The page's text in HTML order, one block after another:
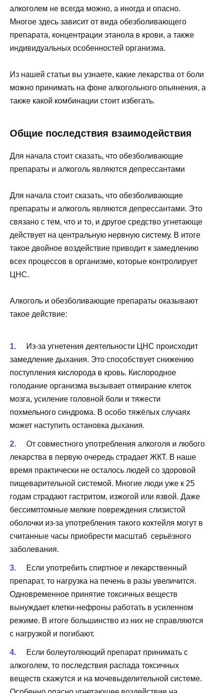
алкоголем не всегда можно, а иногда и опасно.
Многое здесь зависит от вида обезболивающего
препарата, концентрации этанола в крови, а также
индивидуальных особенностей организма.
Из нашей статьи вы узнаете, какие лекарства от боли
можно принимать на фоне алкогольного опьянения, а
также какой комбинации стоит избегать.
Общие последствия взаимодействия
Для начала стоит сказать, что обезболивающие
препараты и алкоголь являются депрессантами
Для начала стоит сказать, что обезболивающие
препараты и алкоголь являются депрессантами. Это
связано с тем, что и то, и другое средство угнетающе
действует на центральную нервную систему. В итоге
такое двойное воздействие приводит к замедлению
всех процессов в организме, которые контролирует
ЦНС.
Алкоголь и обезболивающие препараты оказывают
такое действие:
Из-за угнетения деятельности ЦНС происходит
замедление дыхания. Это способствует снижению
поступления кислорода в кровь. Кислородное
голодание организма вызывает отмирание клеток
мозга, усиление головной боли и тяжести
похмельного синдрома. В особо тяжёлых случаях
может наступить остановка дыхания.
От совместного употребления алкоголя и любого
лекарства в первую очередь страдает ЖКТ. В наше
время практически не осталось людей со здоровой
пищеварительной системой. Многие люди уже к 25
годам страдают гастритом, изжогой или язвой. Даже
бессимптомные мелкие повреждения слизистой
оболочки из-за употребления такого коктейля могут в
считанные часы приобрести масштаб серьёзного
заболевания.
Если употребить спиртное и лекарственный
препарат, то нагрузка на печень в разы увеличится.
Одновременное принятие токсичных веществ
вынуждает клетки-нефроны работать в усиленном
режиме. В итоге большинство из них не справляются
с нагрузкой и погибают.
Если болеутоляющий препарат принимать с
алкоголем, то последствия распада токсичных
веществ скажутся и на мочевыделительной системе.